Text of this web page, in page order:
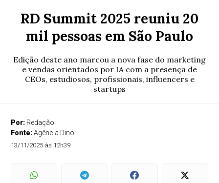
RD Summit 2025 reuniu 20
mil pessoas em São Paulo
Edição deste ano marcou a nova fase do marketing
e vendas orientados por IA com a presença de
CEOs, estudiosos, profissionais, influencers e
startups
Por: Redação
Fonte:Agência Dino
13/11/2025 às 12h39